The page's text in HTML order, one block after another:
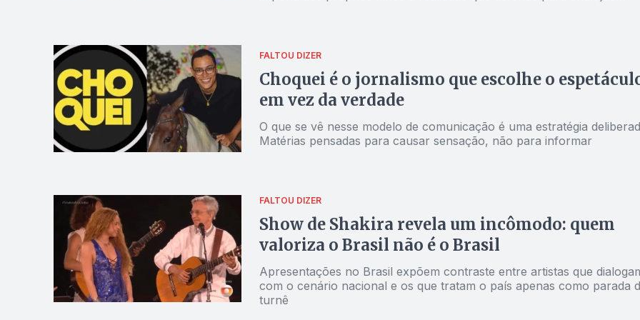
FALTOU DIZER
Choquei é o jornalismo que escolhe o
em vez da verdade
O que se vê nesse modelo de comunicação é uma estratégia
Matérias pensadas para causar sensação, não para informar
FALTOU DIZER
Show de Shakira revela um incômodo: quem
valoriza o Brasil não é o Brasil
Apresentações no Brasil expõem contraste entre artistas que
com o cenário nacional e os que tratam o país apenas como parada
turnê